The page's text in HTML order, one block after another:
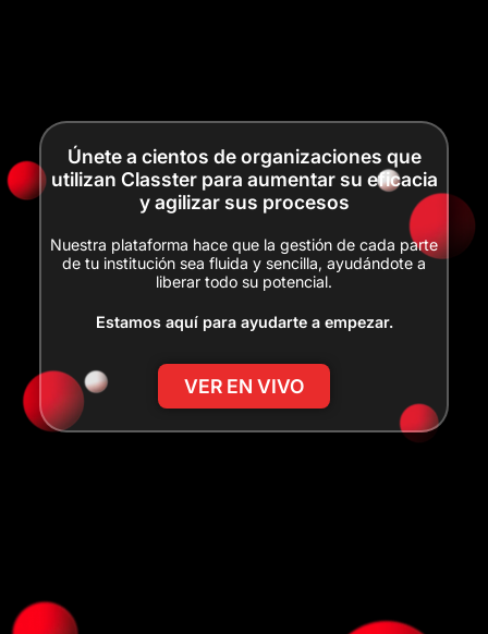
Únete a cientos de organizaciones que
utilizan Classter para aumentar su eficacia
y agilizar sus procesos
Nuestra plataforma hace que la gestión de cada parte
de tu institución sea fluida y sencilla, ayudándote a
liberar todo su potencial.
Estamos aquí para ayudarte a empezar.
VER EN VIVO